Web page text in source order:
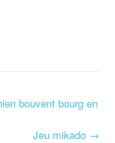
bouvent bourg en
Jeu mikado →